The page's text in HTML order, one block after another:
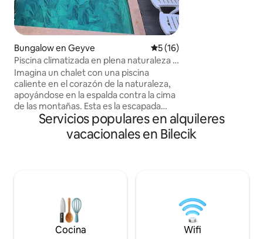
Bungalow en Geyve Calificación promedio: 5 de
5 (16)
Piscina climatizada en plena naturaleza |
Bungalow MEG
Imagina un chalet con una piscina
caliente en el corazón de la naturaleza,
apoyándose en la espalda contra la cima
de las montañas. Esta es la escapada
perfecta para alejarse del ruido de la vida
y encontrar la paz. Entre la niebla de la
piscina caliente, puedes despejar tu
•Televisor inteligente e internet de alta
velocidad • Unidad de aire acondicionado
• Zona de barbacoa privada al aire libre. •
Vista a la naturaleza y ubicación tranquila
Servicios populares en alquileres
vacacionales en Bilecik
Cocina Wifi